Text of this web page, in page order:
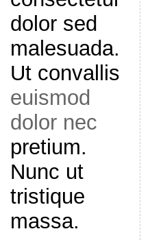
dolor sed
malesuada.
Ut convallis
euismod
dolor nec
pretium.
Nunc ut
tristique
massa.